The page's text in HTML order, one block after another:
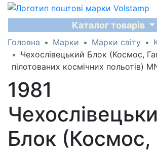
Каталог товарів
Головна Марки Марки світу
Чехослівецький Блок (Космос,
пілотованих космічних польотів)
1981
Блок (Космос,